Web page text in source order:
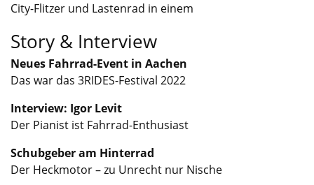
City-Flitzer und Lastenrad in einem
Story & Interview
Neues Fahrrad-Event in Aachen
Das war das 3RIDES-Festival 2022
Interview: Igor Levit
Der Pianist ist Fahrrad-Enthusiast
Schubgeber am Hinterrad
Der Heckmotor – zu Unrecht nur Nische